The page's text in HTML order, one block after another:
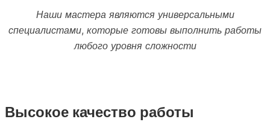
Наши мастера являются универсальными
специалистами, которые готовы выполнить работы
любого уровня сложности
Высокое качество работы